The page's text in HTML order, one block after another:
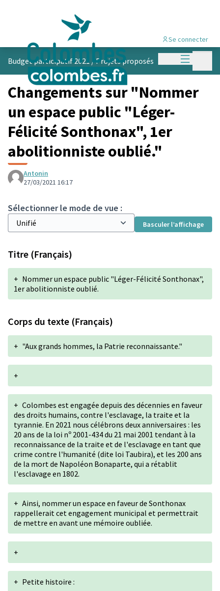
Menu
Se connecter
Budget participatif 2021 /Projets proposés
Changements sur "Nommer
un espace public "Léger-
Félicité Sonthonax", 1er
abolitionniste oublié."
Antonin
27/03/2021 16:17
Sélectionner le mode de vue :
Basculer l’affichage
Titre (Français)
+ Nommer un espace public "Léger-Félicité Sonthonax",
1er abolitionniste oublié.
Corps du texte (Français)
+ "Aux grands hommes, la Patrie reconnaissante."
+
+ Colombes est engagée depuis des décennies en faveur
des droits humains, contre l'esclavage, la traite et la
tyrannie. En 2021 nous célébrons deux anniversaires : les
20 ans de la loi nº 2001-434 du 21 mai 2001 tendant à la
reconnaissance de la traite et de l'esclavage en tant que
crime contre l'humanité (dite loi Taubira), et les 200 ans
de la mort de Napoléon Bonaparte, qui a rétablit
l'esclavage en 1802.
+ Ainsi, nommer un espace en faveur de Sonthonax
rappellerait cet engagement municipal et permettrait
de mettre en avant une mémoire oubliée.
+
+ Petite histoire :